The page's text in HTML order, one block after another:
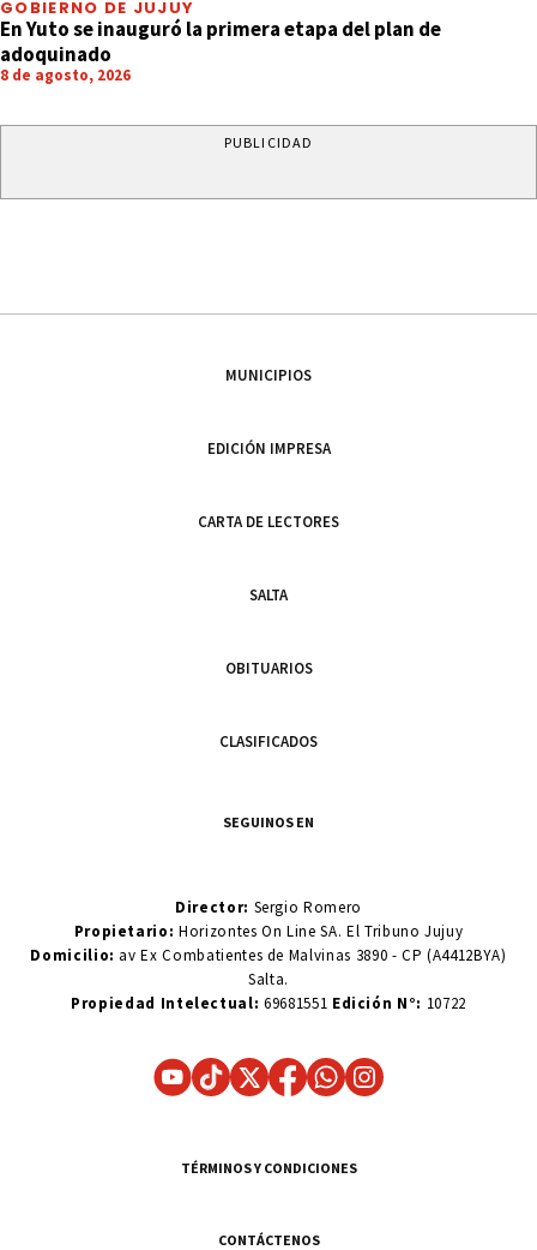
GOBIERNO DE JUJUY
En Yuto se inauguró la primera etapa del plan de
adoquinado
8 de agosto, 2026
PUBLICIDAD
MUNICIPIOS
EDICIÓN IMPRESA
CARTA DE LECTORES
SALTA
OBITUARIOS
CLASIFICADOS
SEGUINOS EN
Director: Sergio Romero
Propietario:Horizontes On Line SA. El Tribuno Jujuy
Domicilio: av Ex Combatientes de Malvinas 3890 - CP (A4412BYA)
Salta.
Propiedad Intelectual: 69681551 Edición N°: 10722
TÉRMINOS Y CONDICIONES
CONTÁCTENOS